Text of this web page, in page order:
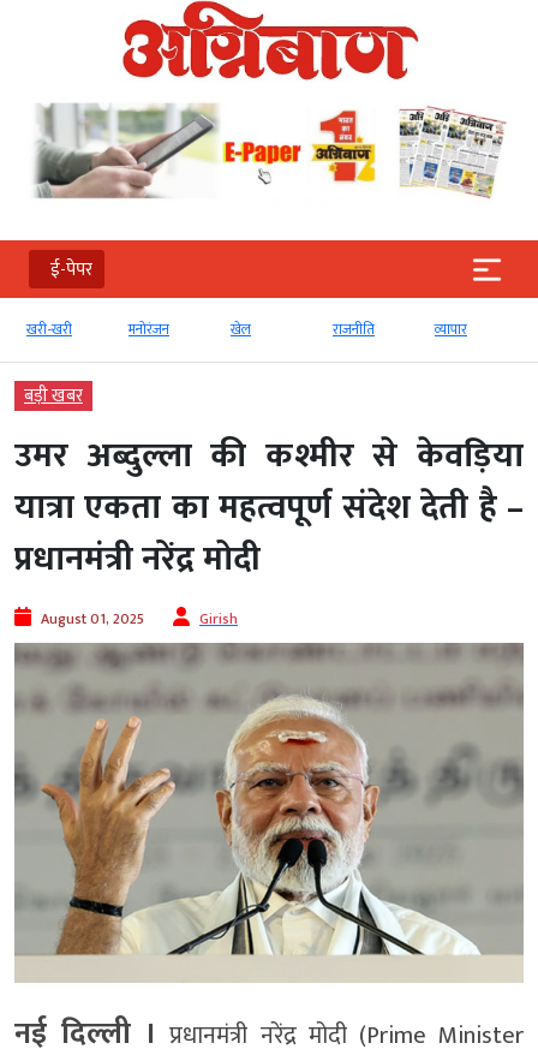
ई-पेपर
खरी-खरी मनोरंजन खेल राजनीति व्‍यापार
बड़ी खबर
उमर अब्दुल्ला की कश्मीर से केवड़िया
यात्रा एकता का महत्वपूर्ण संदेश देती है –
प्रधानमंत्री नरेंद्र मोदी
August 01, 2025 Girish
नई दिल्ली । प्रधानमंत्री नरेंद्र मोदी (Prime Minister